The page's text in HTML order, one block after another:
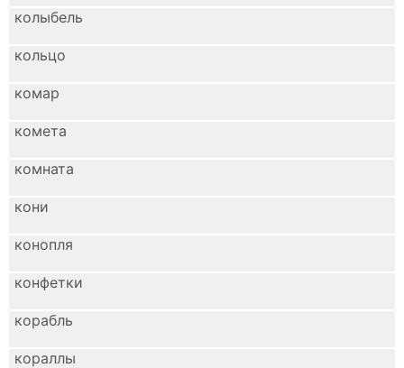
колыбель
кольцо
комар
комета
комната
кони
конопля
конфетки
корабль
кораллы